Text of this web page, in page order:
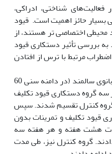
شناختی، ادراکی،
بسیار حائز اهمیت است. قیود
محیطی اختصاصی تر هستند، از
بررسی تأثیر دستکاری قیود
مرتبط با ترس از افتادن
بدین منظور ۴۵ بانوی سالمند (در دامنه سنی 60
سه گروه دستکاری قیود تکلیف
کنترل تقسیم شدند. سپس
قیود تکلیف و تمرینات بدون
هشت هفته و هر هفته سه
انجام دادند. گروه کنترل نیز، طی مدت